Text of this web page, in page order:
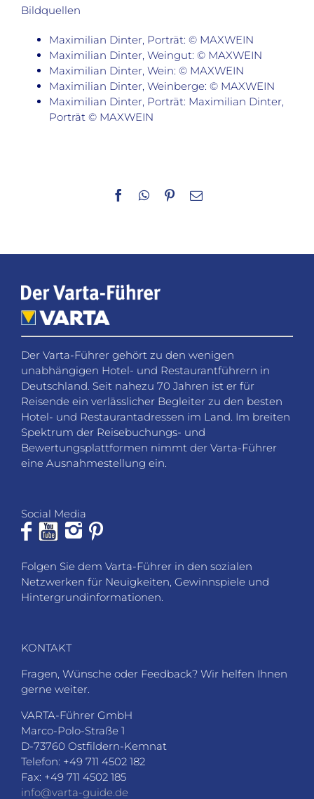
Bildquellen
Maximilian Dinter, Porträt: © MAXWEIN
Maximilian Dinter, Weingut: © MAXWEIN
Maximilian Dinter, Wein: © MAXWEIN
Maximilian Dinter, Weinberge: © MAXWEIN
Maximilian Dinter, Porträt: Maximilian Dinter,
Porträt © MAXWEIN
Facebook
WhatsApp
Pinterest
E-
Der Varta-Führer gehört zu den wenigen
unabhängigen Hotel- und Restaurantführern in
Deutschland. Seit nahezu 70 Jahren ist er für
Reisende ein verlässlicher Begleiter zu den besten
Hotel- und Restaurantadressen im Land. Im breiten
Spektrum der Reisebuchungs- und
Bewertungsplattformen nimmt der Varta-Führer
eine Ausnahmestellung ein.
Social Media
Folgen Sie dem Varta-Führer in den sozialen
Netzwerken für Neuigkeiten, Gewinnspiele und
Hintergrundinformationen.
KONTAKT
Fragen, Wünsche oder Feedback? Wir helfen Ihnen
gerne weiter.
VARTA-Führer GmbH
Marco-Polo-Straße 1
D-73760 Ostfildern-Kemnat
Telefon: +49 711 4502 182
Fax: +49 711 4502 185
info@varta-guide.de